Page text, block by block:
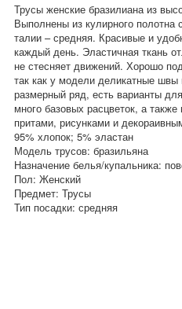
Трусы женские бразилиана из
Выполнены из кулирного
талии – средняя. Красивые и
каждый день. Эластичная ткань
не стесняет движений. Хорошо
так как у модели деликатные
размерный ряд, есть варианты
много базовых расцветок, а
притами, рисунками и
95% хлопок; 5% эластан
Модель трусов: бразильяна
Назначение белья/купальника:
Пол: Женский
Предмет: Трусы
Тип посадки: средняя